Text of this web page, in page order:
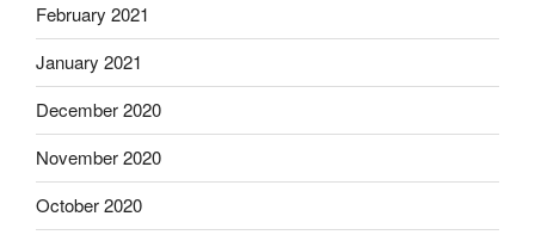
February 2021
January 2021
December 2020
November 2020
October 2020